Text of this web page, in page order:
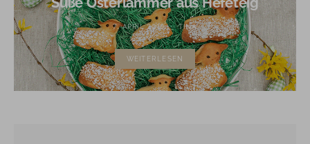
7. APRIL 2019 TINA
WEITERLESEN